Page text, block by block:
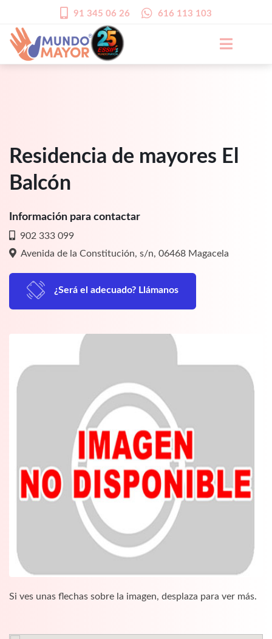
91 345 06 26 616 113 103
Residencia de mayores El
Balcón
Información para contactar
902 333 099
Avenida de la Constitución, s/n, 06468 Magacela
¿Será el adecuado? Llámanos
Si ves unas flechas sobre la imagen, desplaza para ver más.